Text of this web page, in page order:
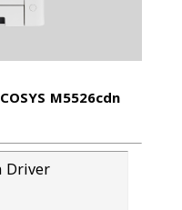
M5526cdn
Driver